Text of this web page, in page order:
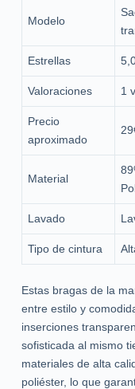
Modelo
Estrellas
Valoraciones 1
Precio
aproximado
Material
Lavado
Tipo de cintura
Estas bragas de la
entre estilo y
inserciones
sofisticada al mismo
materiales de alta
poliéster, lo que